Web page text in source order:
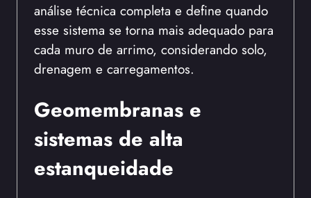
análise técnica completa e define quando
esse sistema se torna mais adequado para
cada muro de arrimo, considerando solo,
drenagem e carregamentos.
Geomembranas e
sistemas de alta
estanqueidade